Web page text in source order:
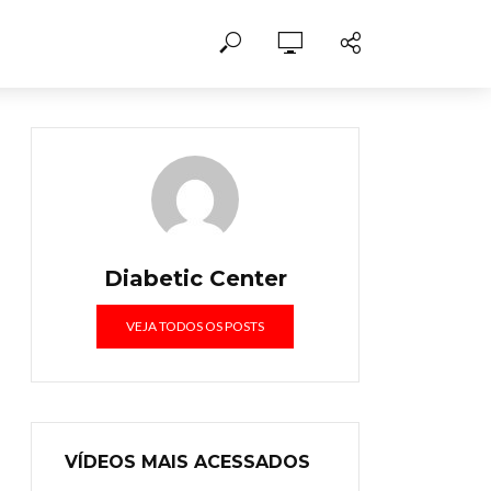
Diabetic Center
VEJA TODOS OS POSTS
VÍDEOS MAIS ACESSADOS